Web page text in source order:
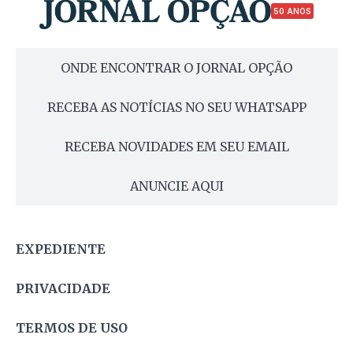
50 ANOS
ONDE ENCONTRAR O JORNAL OPÇÃO
RECEBA AS NOTÍCIAS NO SEU WHATSAPP
RECEBA NOVIDADES EM SEU EMAIL
ANUNCIE AQUI
EXPEDIENTE
PRIVACIDADE
TERMOS DE USO